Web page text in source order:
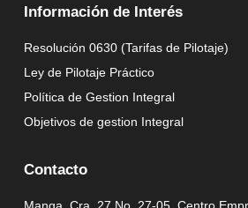
Información de Interés
Resolución 0630 (Tarifas de Pilotaje)
Ley de Pilotaje Práctico
Política de Gestion Integral
Objetivos de gestion Integral
Contacto
Manga, Cra. 27 No. 27-05, Centro